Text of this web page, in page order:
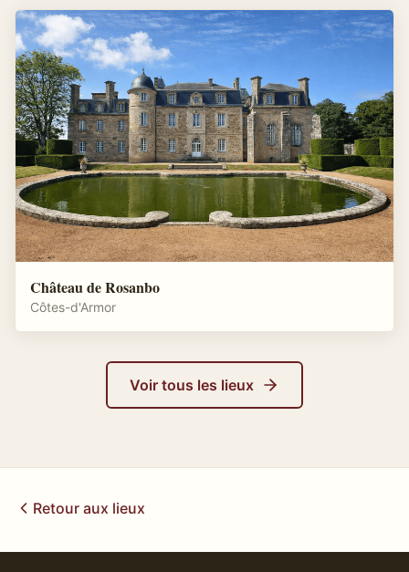
Château de Rosanbo
Côtes-d'Armor
Voir tous les lieux
Retour aux lieux